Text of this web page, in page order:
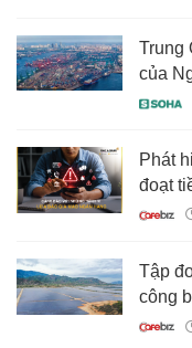
Trung
của
Phát
đoạt
báo
Tập
công